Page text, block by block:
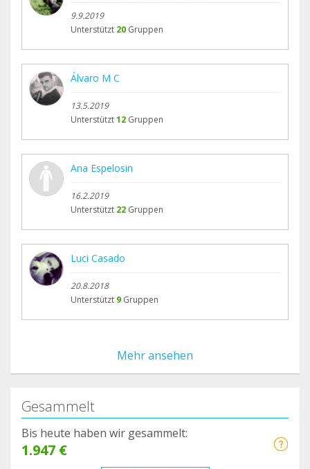
9.9.2019
Unterstützt 20 Gruppen
Álvaro M C
13.5.2019
Unterstützt12 Gruppen
Ana Espelosin
16.2.2019
Unterstützt 22 Gruppen
Luci Casado
20.8.2018
Unterstützt 9 Gruppen
Mehr ansehen
Gesammelt
Bis heute haben wir gesammelt:
1.947 €